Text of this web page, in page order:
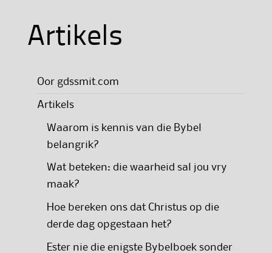
Artikels
Oor gdssmit.com
Artikels
Waarom is kennis van die Bybel
belangrik?
Wat beteken: die waarheid sal jou vry
maak?
Hoe bereken ons dat Christus op die
derde dag opgestaan het?
Ester nie die enigste Bybelboek sonder